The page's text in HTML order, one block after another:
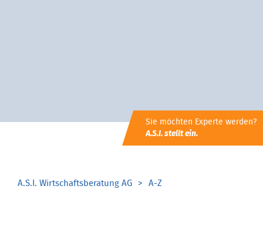
Sie möchten Experte werden?
A.S.I. stellt ein.
A.S.I. Wirtschaftsberatung AG A-Z